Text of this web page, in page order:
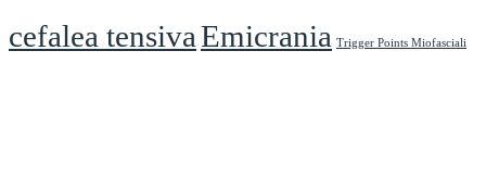
cefalea tensivaEmicrania Trigger Points Miofasciali